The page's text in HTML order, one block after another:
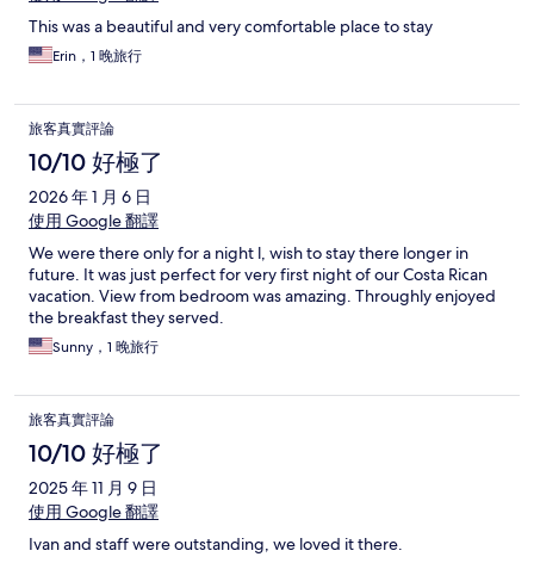
This was a beautiful and very comfortable place to stay
Erin，1 晚旅行
旅客真實評論
10/10 好極了
2026 年 1 月 6 日
使用 Google 翻譯
We were there only for a night l, wish to stay there longer in
future. It was just perfect for very first night of our Costa Rican
vacation. View from bedroom was amazing. Throughly enjoyed
the breakfast they served.
Sunny，1 晚旅行
旅客真實評論
10/10 好極了
2025 年 11 月 9 日
使用 Google 翻譯
Ivan and staff were outstanding, we loved it there.